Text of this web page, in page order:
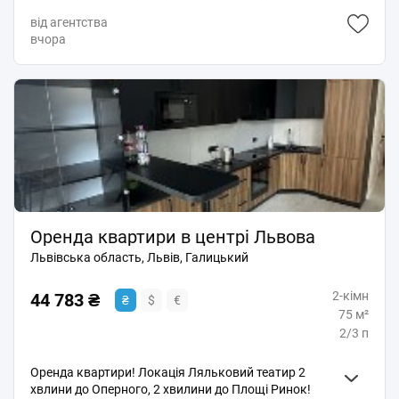
необхідне для комфортного проживання: Меблі
Побутова техніка Wi-Fi Покази - за попередньою
телефонуйте Юліана, АН Golden City.
від агентства
вчора
Оренда квартири в центрі Львова
Львівська область, Львів, Галицький
44 783 ₴ ₴ $ €
2-кімн
75 м²
2/3 п
Оренда квартири! Локація Ляльковий театир 2
хвлини до Оперного, 2 хвилини до Площі Ринок!